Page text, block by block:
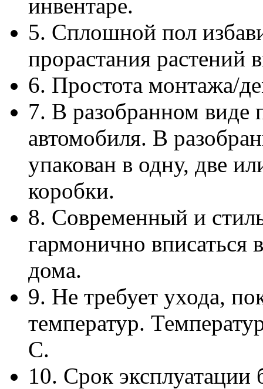
инвентаре.
5. Сплошной пол
прорастания растений
6. Простота монтажа/
7. В разобранном виде
автомобиля. В
упакован в одну, две
коробки.
8. Современный и
гармонично вписаться
дома.
9. Не требует ухода,
температур.
С.
10. Срок эксплуатации